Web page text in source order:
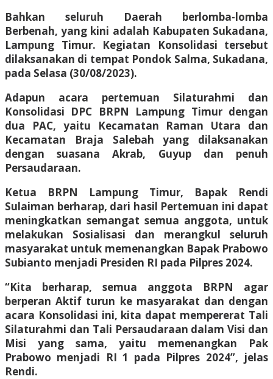
Bahkan seluruh Daerah berlomba-lomba
Berbenah, yang kini adalah Kabupaten Sukadana,
Lampung Timur. Kegiatan Konsolidasi tersebut
dilaksanakan di tempat Pondok Salma, Sukadana,
pada Selasa (30/08/2023).
Adapun acara pertemuan Silaturahmi dan
Konsolidasi DPC BRPN Lampung Timur dengan
dua PAC, yaitu Kecamatan Raman Utara dan
Kecamatan Braja Salebah yang dilaksanakan
dengan suasana Akrab, Guyup dan penuh
Persaudaraan.
Ketua BRPN Lampung Timur, Bapak Rendi
Sulaiman berharap, dari hasil Pertemuan ini dapat
meningkatkan semangat semua anggota, untuk
melakukan Sosialisasi dan merangkul seluruh
masyarakat untuk memenangkan Bapak Prabowo
Subianto menjadi Presiden RI pada Pilpres 2024.
“Kita berharap, semua anggota BRPN agar
berperan Aktif turun ke masyarakat dan dengan
acara Konsolidasi ini, kita dapat mempererat Tali
Silaturahmi dan Tali Persaudaraan dalam Visi dan
Misi yang sama, yaitu memenangkan Pak
Prabowo menjadi RI 1 pada Pilpres 2024”, jelas
Rendi.